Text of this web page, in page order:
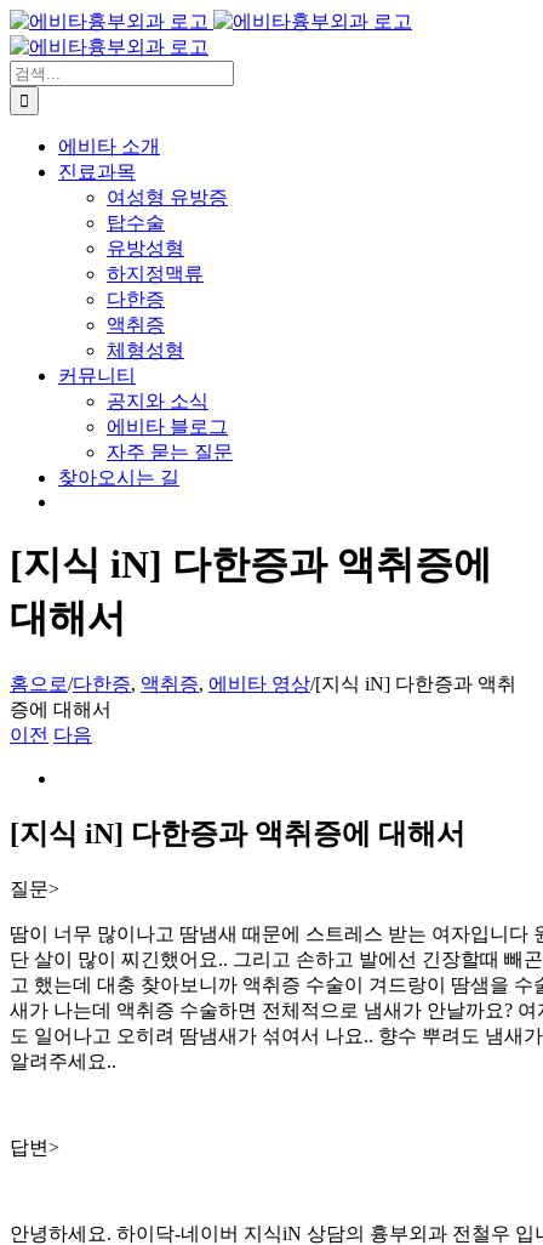
콘
텐
츠
로
건
검
색:
에비타 소개
진료과목
여성형 유방증
탑수술
유방성형
하지정맥류
다한증
액취증
체형성형
커뮤니티
공지와 소식
에비타 블로그
자주 묻는 질문
찾아오시는 길
[지식 iN] 다한증과 액취증에
대해서
홈으로/다한증, 액취증, 에비타 영상/[지식 iN] 다한증과 액취
증에 대해서
이전 다음
Image
[지식 iN] 다한증과 액취증에 대해서
질문>
땀이 너무 많이나고 땀냄새 때문에 스트레스 받는 여자입니
단 살이 많이 찌긴했어요.. 그리고 손하고 발에선 긴장할때 빼
고 했는데 대충 찾아보니까 액취증 수술이 겨드랑이 땀샘을
새가 나는데 액취증 수술하면 전체적으로 냄새가 안날까요?
도 일어나고 오히려 땀냄새가 섞여서 나요.. 향수 뿌려도 냄새
알려주세요..
답변>
안녕하세요. 하이닥-네이버 지식iN 상담의 흉부외과 전철우 입